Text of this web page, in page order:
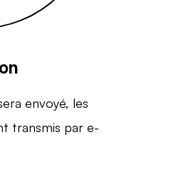
envoyé, les
transmis par e-